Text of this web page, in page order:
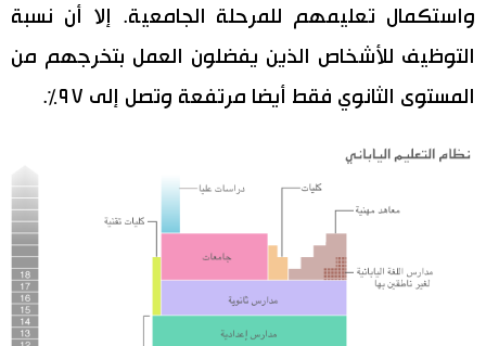
واستكمال تعليمهم للمرحلة الجامعية. إلا أن نسبة
التوظيف للأشخاص الذين يفضلون العمل بتخرجهم من
المستوى الثانوي فقط أيضا مرتفعة وتصل إلى ٩٧٪‏.